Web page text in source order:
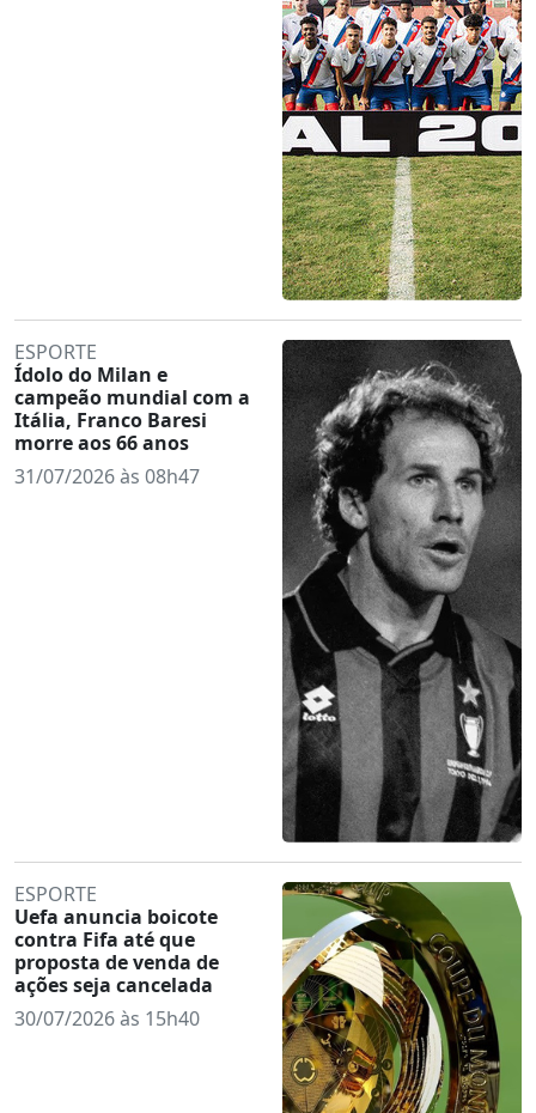
ESPORTE
Ídolo do Milan e
campeão mundial com a
Itália, Franco Baresi
morre aos 66 anos
31/07/2026 às 08h47
ESPORTE
Uefa anuncia boicote
contra Fifa até que
proposta de venda de
ações seja cancelada
30/07/2026 às 15h40